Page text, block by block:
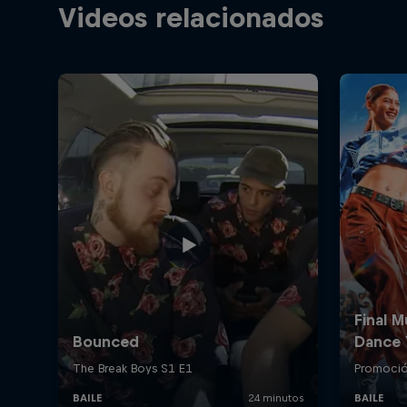
Videos relacionados